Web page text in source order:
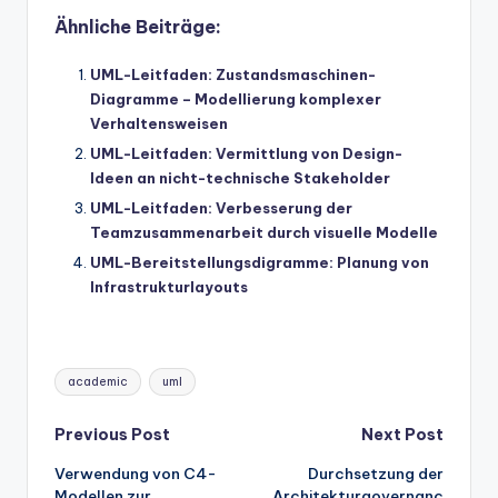
Ähnliche Beiträge:
UML-Leitfaden: Zustandsmaschinen-
Diagramme – Modellierung komplexer
Verhaltensweisen
UML-Leitfaden: Vermittlung von Design-
Ideen an nicht-technische Stakeholder
UML-Leitfaden: Verbesserung der
Teamzusammenarbeit durch visuelle Modelle
UML-Bereitstellungsdigramme: Planung von
Infrastrukturlayouts
Tags:
academic uml
Post
navigation
Previous Post
Verwendung von C4-
Next Post
Durchsetzung der